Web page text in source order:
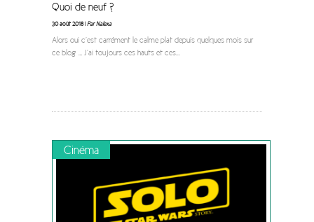
Quoi de neuf ?
30 août 2018 |Par Nalexa
Alors oui c’est carrément le calme plat depuis quelques mois sur
ce blog … J’ai toujours ces hauts et ces...
Cinéma